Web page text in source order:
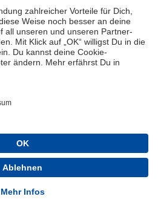
widerrufen
AGB
Impressum